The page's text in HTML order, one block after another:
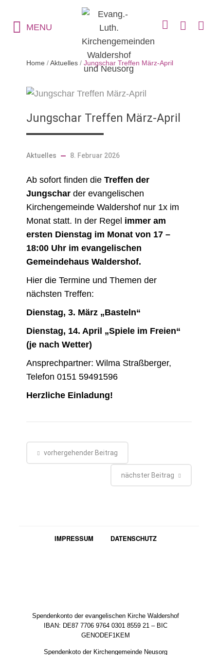
MENU
Home / Aktuelles /Jungschar Treffen März-April
Jungschar Treffen März-April
Aktuelles 8. Februar 2026
Ab sofort finden dieTreffen der
Jungschar der evangelischen
Kirchengemeinde Waldershof nur 1x im
Monat statt. In der Regel immer am
ersten Dienstag im Monat von 17 –
18:00 Uhr im evangelischen
Gemeindehaus Waldershof.
Hier die Termine und Themen der
nächsten Treffen:
Dienstag, 3. März „Basteln“
Dienstag, 14. April „Spiele im Freien“
(je nach Wetter)
Ansprechpartner: Wilma Straßberger,
Telefon 0151 59491596
Herzliche Einladung!
vorhergehender Beitrag
nächster Beitrag
IMPRESSUM DATENSCHUTZ
Spendenkonto der evangelischen Kirche Waldershof
IBAN: DE87 7706 9764 0301 8559 21 – BIC
GENODEF1KEM
Spendenkoto der Kirchengemeinde Neusorg